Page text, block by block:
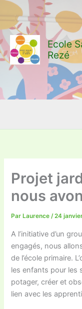
Aller
contenu
Ecole
Rezé
Projet
nous
Par Laurence/24
A l’initiative d’un
engagés, nous
de l’école primaire.
les enfants pour les
potager, créer et
lien avec les